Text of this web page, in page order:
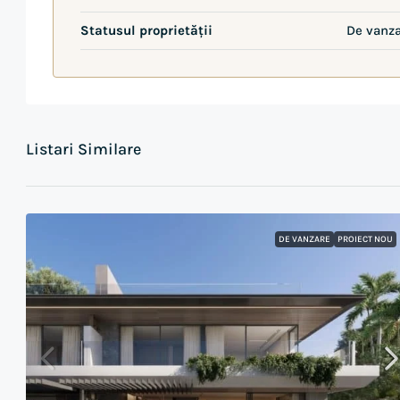
Statusul proprietății De
Listari Similare
DE VANZARE PROIECT NOU